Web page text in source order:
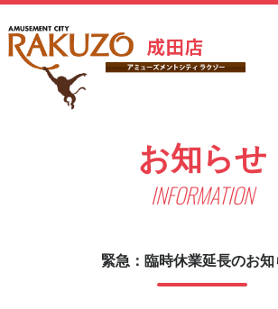
お知らせ
INFORMATION
緊急：臨時休業延長のお知